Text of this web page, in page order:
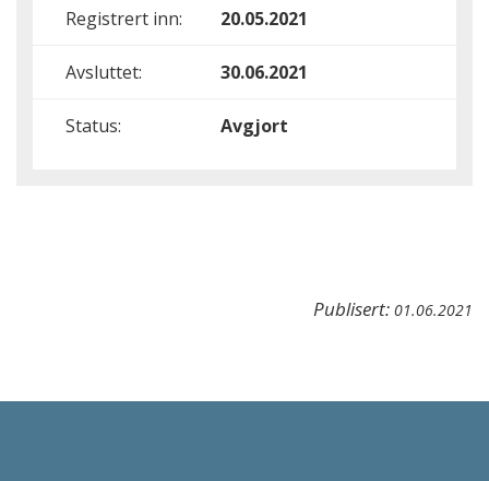
Registrert inn: 20.05.2021
Avsluttet: 30.06.2021
Status: Avgjort
Publisert: 01.06.2021